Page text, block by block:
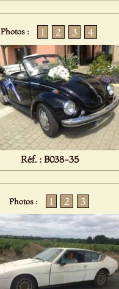
Photos : 1 2 3 4
Réf. : B038-35
Photos : 1 2 3